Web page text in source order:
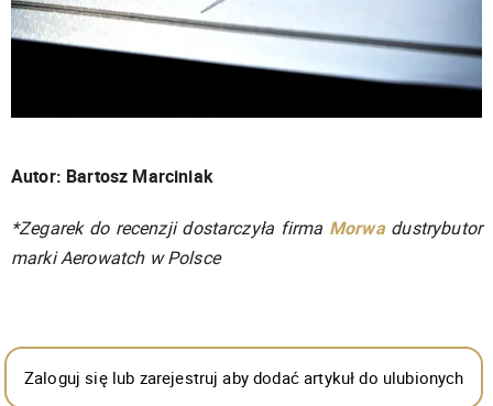
Autor: Bartosz Marciniak
*Zegarek do recenzji dostarczyła firma Morwa dustrybutor
marki Aerowatch w Polsce
Zaloguj się lub zarejestruj aby dodać artykuł do ulubionych